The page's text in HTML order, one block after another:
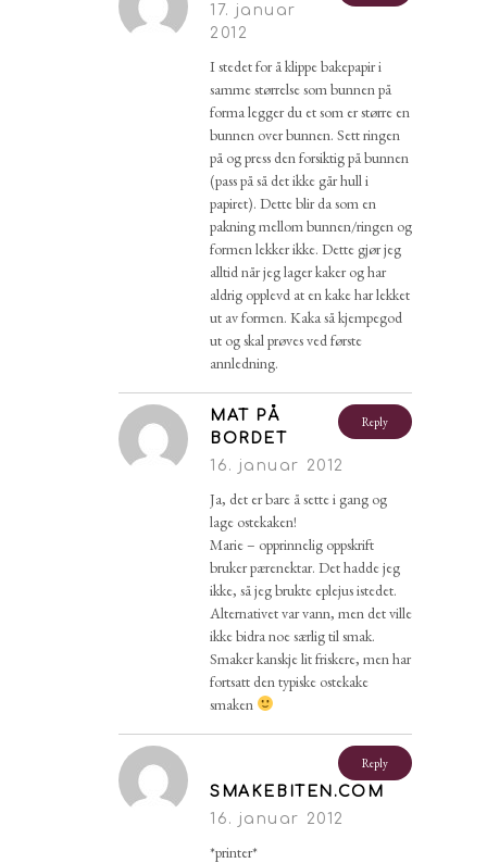
17. januar
2012
I stedet for å klippe bakepapir i
samme størrelse som bunnen på
forma legger du et som er større en
bunnen over bunnen. Sett ringen
på og press den forsiktig på bunnen
(pass på så det ikke går hull i
papiret). Dette blir da som en
pakning mellom bunnen/ringen og
formen lekker ikke. Dette gjør jeg
alltid når jeg lager kaker og har
aldrig opplevd at en kake har lekket
ut av formen. Kaka så kjempegod
ut og skal prøves ved første
annledning.
Reply
MAT PÅ
BORDET
16. januar 2012
Ja, det er bare å sette i gang og
lage ostekaken!
Marie – opprinnelig oppskrift
bruker pærenektar. Det hadde jeg
ikke, så jeg brukte eplejus istedet.
Alternativet var vann, men det ville
ikke bidra noe særlig til smak.
Smaker kanskje lit friskere, men har
fortsatt den typiske ostekake
smaken
Reply
SMAKEBITEN.COM
16. januar 2012
*printer*